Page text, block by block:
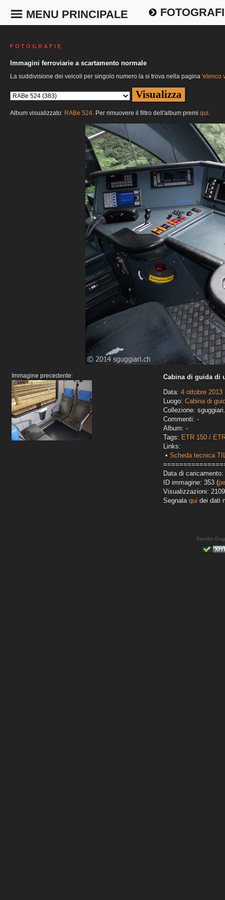
MENU PRINCIPALE
F O T O G R A F I E
Immagini ferroviarie a scartamento normale
La suddivisione dei veicoli per singolo numero la si trova nella pagina 'elenco
Album visualizzato: RABe 524. Per rimuovere il filtro dell'album premi qui.
Immagine precedente:
Cabina di guida di
Data: 4 ottobre 2013
Luogo: Cabina di
Collezione:
Commenti: -
Album: -
Tags: ETR 150 /
Links:
• Scheda tecnica
Data di caricamento:
ID immagine: 353 (
Visualizzazioni: 2109
Segnala qui dei dati
Sandro